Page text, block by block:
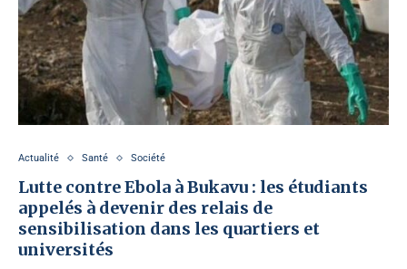
Actualité Santé Société
Lutte contre Ebola à Bukavu : les étudiants
appelés à devenir des relais de
sensibilisation dans les quartiers et
universités